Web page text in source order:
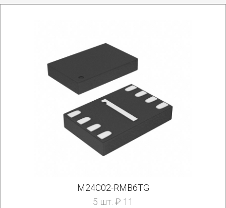
M24C02-RMB6TG
5 шт. ₽ 11